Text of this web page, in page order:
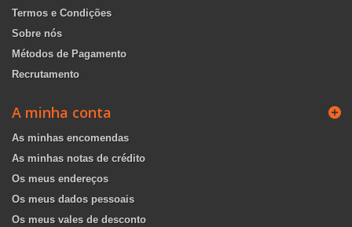
Termos e Condições
Sobre nós
Métodos de Pagamento
Recrutamento
A minha conta
As minhas encomendas
As minhas notas de crédito
Os meus endereços
Os meus dados pessoais
Os meus vales de desconto